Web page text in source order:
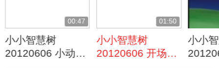
00:47
小小智慧树
20120606 小动物
01:50
小小智慧树
20120606 开场歌
小小